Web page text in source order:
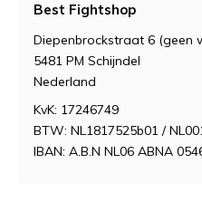
Best Fightshop
Diepenbrockstraat 6 (geen
5481 PM Schijndel
Nederland
KvK: 17246749
BTW: NL1817525b01 /
IBAN: A.B.N NL06 ABNA